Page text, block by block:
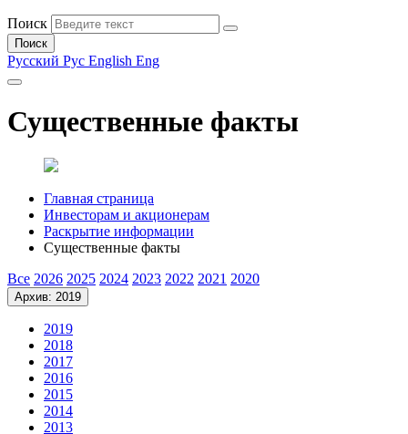
Поиск
Поиск
Русский Рус English Eng
Существенные факты
Главная страница
Инвесторам и акционерам
Раскрытие информации
Существенные факты
Все 2026 2025 2024 2023 2022 2021 2020
Архив: 2019
2019
2018
2017
2016
2015
2014
2013